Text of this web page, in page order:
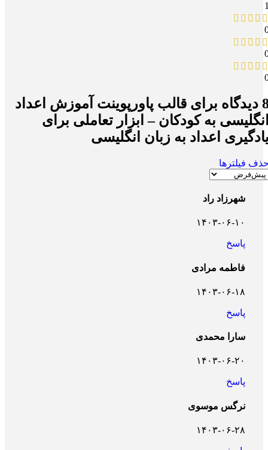
برای
قالب پاورپوینت آموزش اعداد
به کودکان – ابزار تعاملی برای
اعداد به زبان انگلیسی
فیلترها
شهرزاد راد
۱۴۰۳-۰۶-۱۰
پاسخ
فاطمه مرادی
۱۴۰۳-۰۶-۱۸
پاسخ
سارا محمدی
۱۴۰۳-۰۶-۲۰
پاسخ
نرگس موسوی
۱۴۰۳-۰۶-۲۸